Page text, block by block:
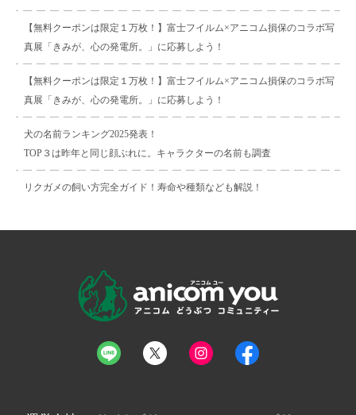
【無料クーポンは限定１万枚！】富士フイルム×アニコム損保のコラボ写
真展「きみが、心の発電所。」に応募しよう！
【無料クーポンは限定１万枚！】富士フイルム×アニコム損保のコラボ写
真展「きみが、心の発電所。」に応募しよう！
犬の名前ランキング2025発表！
TOP３は昨年と同じ顔ぶれに。キャラクターの名前も調査
リクガメの飼い方完全ガイド！寿命や種類なども解説！